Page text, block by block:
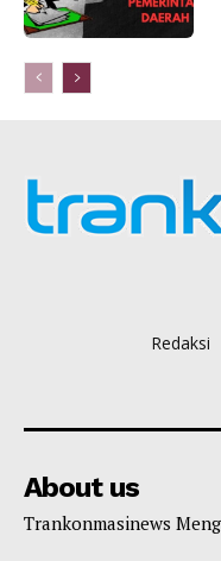
Redaksi
About us
Trankonmasinews